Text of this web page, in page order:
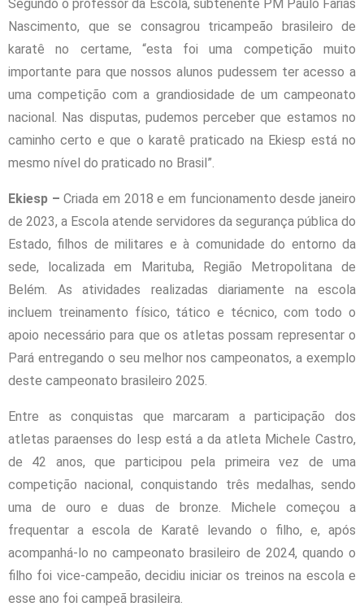
Segundo o professor da Escola, subtenente PM Paulo Farias
Nascimento, que se consagrou tricampeão brasileiro de
karatê no certame, “esta foi uma competição muito
importante para que nossos alunos pudessem ter acesso a
uma competição com a grandiosidade de um campeonato
nacional. Nas disputas, pudemos perceber que estamos no
caminho certo e que o karatê praticado na Ekiesp está no
mesmo nível do praticado no Brasil”.
Ekiesp – Criada em 2018 e em funcionamento desde janeiro
de 2023, a Escola atende servidores da segurança pública do
Estado, filhos de militares e à comunidade do entorno da
sede, localizada em Marituba, Região Metropolitana de
Belém. As atividades realizadas diariamente na escola
incluem treinamento físico, tático e técnico, com todo o
apoio necessário para que os atletas possam representar o
Pará entregando o seu melhor nos campeonatos, a exemplo
deste campeonato brasileiro 2025.
Entre as conquistas que marcaram a participação dos
atletas paraenses do Iesp está a da atleta Michele Castro,
de 42 anos, que participou pela primeira vez de uma
competição nacional, conquistando três medalhas, sendo
uma de ouro e duas de bronze. Michele começou a
frequentar a escola de Karatê levando o filho, e, após
acompanhá-lo no campeonato brasileiro de 2024, quando o
filho foi vice-campeão, decidiu iniciar os treinos na escola e
esse ano foi campeã brasileira.